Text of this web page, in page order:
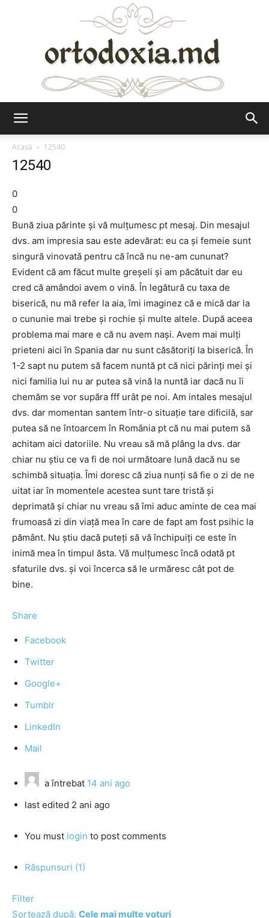
Acasă
12540
12540
0
0
Bună ziua părinte și vă mulțumesc pt mesaj. Din mesajul
dvs. am impresia sau este adevărat: eu ca și femeie sunt
singură vinovată pentru că încă nu ne-am cununat?
Evident că am făcut multe greșeli și am păcătuit dar eu
cred că amândoi avem o vină. În legătură cu taxa de
biserică, nu mă refer la aia, îmi imaginez că e mică dar la
o cununie mai trebe și rochie și multe altele. După aceea
problema mai mare e că nu avem nași. Avem mai mulți
prieteni aici în Spania dar nu sunt căsătoriți la biserică. În
1-2 sapt nu putem să facem nuntă pt că nici părinți mei și
nici familia lui nu ar putea să vină la nuntă iar dacă nu îi
chemăm se vor supăra fff urât pe noi. Am intales mesajul
dvs. dar momentan santem într-o situație tare dificilă, sar
putea să ne întoarcem în România pt că nu mai putem să
achitam aici datoriile. Nu vreau să mă plâng la dvs. dar
chiar nu știu ce va fi de noi următoare lună dacă nu se
schimbă situația. Îmi doresc că ziua nunți să fie o zi de ne
uitat iar în momentele acestea sunt tare tristă și
deprimată și chiar nu vreau să îmi aduc aminte de cea mai
frumoasă zi din viață mea în care de fapt am fost psihic la
pământ. Nu știu dacă puteți să vă închipuiți ce este în
inimă mea în timpul ăsta. Vă mulțumesc încă odată pt
sfaturile dvs. și voi încerca să le urmăresc cât pot de
bine.
Share
Facebook
Twitter
Google+
Tumblr
LinkedIn
Mail
a întrebat 14 ani ago
last edited 2 ani ago
You must login to post comments
Răspunsuri (1)
Filter
Sortează după: Cele mai multe voturi